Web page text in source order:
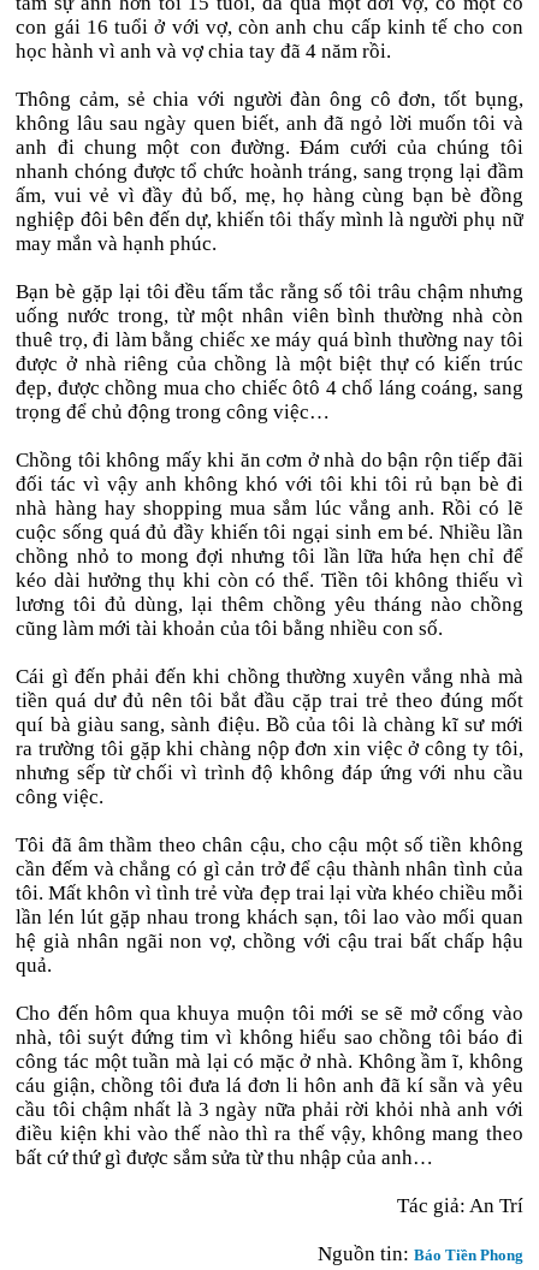
con gái 16 tuổi ở với vợ, còn anh chu cấp kinh tế cho con
học hành vì anh và vợ chia tay đã 4 năm rồi.
Thông cảm, sẻ chia với người đàn ông cô đơn, tốt bụng,
không lâu sau ngày quen biết, anh đã ngỏ lời muốn tôi và
anh đi chung một con đường. Đám cưới của chúng tôi
nhanh chóng được tổ chức hoành tráng, sang trọng lại đầm
ấm, vui vẻ vì đầy đủ bố, mẹ, họ hàng cùng bạn bè đồng
nghiệp đôi bên đến dự, khiến tôi thấy mình là người phụ nữ
may mắn và hạnh phúc.
Bạn bè gặp lại tôi đều tấm tắc rằng số tôi trâu chậm nhưng
uống nước trong, từ một nhân viên bình thường nhà còn
thuê trọ, đi làm bằng chiếc xe máy quá bình thường nay tôi
được ở nhà riêng của chồng là một biệt thự có kiến trúc
đẹp, được chồng mua cho chiếc ôtô 4 chổ láng coáng, sang
trọng để chủ động trong công việc…
Chồng tôi không mấy khi ăn cơm ở nhà do bận rộn tiếp đãi
đối tác vì vậy anh không khó với tôi khi tôi rủ bạn bè đi
nhà hàng hay shopping mua sắm lúc vắng anh. Rồi có lẽ
cuộc sống quá đủ đầy khiến tôi ngại sinh em bé. Nhiều lần
chồng nhỏ to mong đợi nhưng tôi lần lữa hứa hẹn chỉ để
kéo dài hưởng thụ khi còn có thể. Tiền tôi không thiếu vì
lương tôi đủ dùng, lại thêm chồng yêu tháng nào chồng
cũng làm mới tài khoản của tôi bằng nhiều con số.
Cái gì đến phải đến khi chồng thường xuyên vắng nhà mà
tiền quá dư đủ nên tôi bắt đầu cặp trai trẻ theo đúng mốt
quí bà giàu sang, sành điệu. Bồ của tôi là chàng kĩ sư mới
ra trường tôi gặp khi chàng nộp đơn xin việc ở công ty tôi,
nhưng sếp từ chối vì trình độ không đáp ứng với nhu cầu
công việc.
Tôi đã âm thầm theo chân cậu, cho cậu một số tiền không
cần đếm và chẳng có gì cản trở để cậu thành nhân tình của
tôi. Mất khôn vì tình trẻ vừa đẹp trai lại vừa khéo chiều mỗi
lần lén lút gặp nhau trong khách sạn, tôi lao vào mối quan
hệ già nhân ngãi non vợ, chồng với cậu trai bất chấp hậu
quả.
Cho đến hôm qua khuya muộn tôi mới se sẽ mở cổng vào
nhà, tôi suýt đứng tim vì không hiểu sao chồng tôi báo đi
công tác một tuần mà lại có mặc ở nhà. Không ầm ĩ, không
cáu giận, chồng tôi đưa lá đơn li hôn anh đã kí sẵn và yêu
cầu tôi chậm nhất là 3 ngày nữa phải rời khỏi nhà anh với
điều kiện khi vào thế nào thì ra thế vậy, không mang theo
bất cứ thứ gì được sắm sửa từ thu nhập của anh…
Tác giả: An Trí
Nguồn tin: Báo Tiền Phong